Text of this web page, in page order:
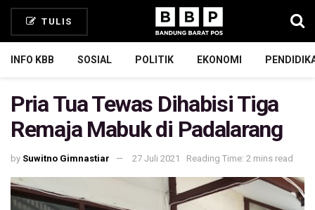
TULIS
INFO KBB SOSIAL POLITIK EKONOMI
Pria Tua Tewas Dihabisi Tiga
Remaja Mabuk di Padalarang
by Suwitno Gimnastiar 27 Juli 2021 Reading Time: 2 mins read